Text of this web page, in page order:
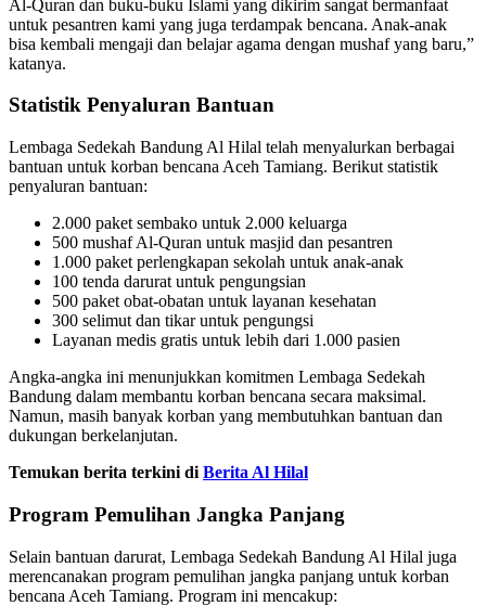
Al-Quran dan buku-buku Islami yang dikirim sangat bermanfaat
untuk pesantren kami yang juga terdampak bencana. Anak-anak
bisa kembali mengaji dan belajar agama dengan mushaf yang baru,”
katanya.
Statistik Penyaluran Bantuan
Lembaga Sedekah Bandung Al Hilal telah menyalurkan berbagai
bantuan untuk korban bencana Aceh Tamiang. Berikut statistik
penyaluran bantuan:
2.000 paket sembako untuk 2.000 keluarga
500 mushaf Al-Quran untuk masjid dan pesantren
1.000 paket perlengkapan sekolah untuk anak-anak
100 tenda darurat untuk pengungsian
500 paket obat-obatan untuk layanan kesehatan
300 selimut dan tikar untuk pengungsi
Layanan medis gratis untuk lebih dari 1.000 pasien
Angka-angka ini menunjukkan komitmen Lembaga Sedekah
Bandung dalam membantu korban bencana secara maksimal.
Namun, masih banyak korban yang membutuhkan bantuan dan
dukungan berkelanjutan.
Temukan berita terkini di Berita Al Hilal
Program Pemulihan Jangka Panjang
Selain bantuan darurat, Lembaga Sedekah Bandung Al Hilal juga
merencanakan program pemulihan jangka panjang untuk korban
bencana Aceh Tamiang. Program ini mencakup: